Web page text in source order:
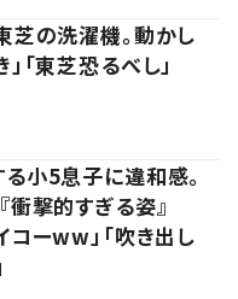
の洗濯機。動かし
「東芝恐るべし」
小5息子に違和感。
撃的すぎる姿』
ーww」「吹き出し